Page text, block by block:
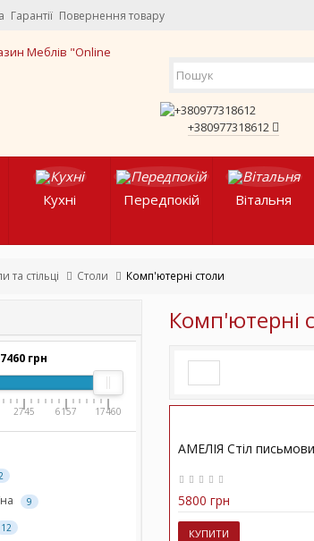
Гарантії Повернення товару
+380977318612
Кухні Передпокій Вітальня
та стільці Столи Комп'ютерні столи
грн
2745 6157 17460
9
12
Комп'ютерні
АМЕЛІЯ Стіл
5800 грн
КУПИТИ